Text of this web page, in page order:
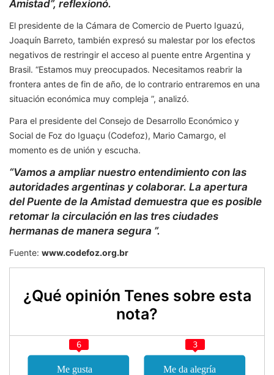
Amistad”, reflexionó.
El presidente de la Cámara de Comercio de Puerto Iguazú,
Joaquín Barreto, también expresó su malestar por los efectos
negativos de restringir el acceso al puente entre Argentina y
Brasil. “Estamos muy preocupados. Necesitamos reabrir la
frontera antes de fin de año, de lo contrario entraremos en una
situación económica muy compleja ”, analizó.
Para el presidente del Consejo de Desarrollo Económico y
Social de Foz do Iguaçu (Codefoz), Mario Camargo, el
momento es de unión y escucha.
“Vamos a ampliar nuestro entendimiento con las
autoridades argentinas y colaborar. La apertura
del Puente de la Amistad demuestra que es posible
retomar la circulación en las tres ciudades
hermanas de manera segura ”.
Fuente: www.codefoz.org.br
¿Qué opinión Tenes sobre esta
nota?
6 3